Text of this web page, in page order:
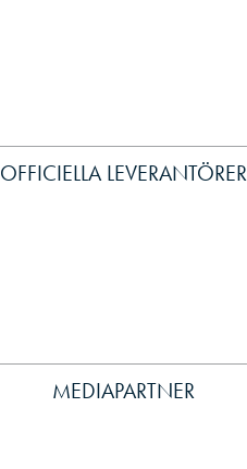
OFFICIELLA LEVERANTÖRER
MEDIAPARTNER